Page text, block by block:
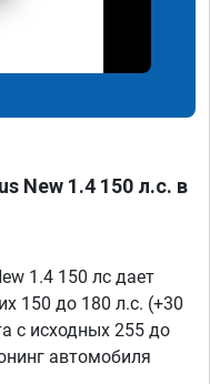
New 1.4 150 л.с. в
1.4 150 лс дает
150 до 180 л.с. (+30
с исходных 255 до
автомобиля